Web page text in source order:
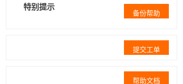
特别提示
备份帮助
提交工单
帮助文档